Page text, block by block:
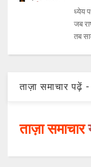
ध्येय
जब
तब
ताज़ा समाचार पढ़ें -
ताज़ा समाचार